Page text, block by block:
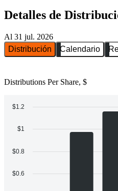
Detalles de
Al 31 jul. 2026
Distribución
Calendario
Distributions Per Share, $